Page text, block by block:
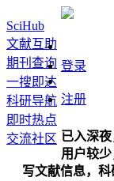
SciHub
文献互助
期刊查询
一搜即达
科研导航
即时热点
交流社区
登录
注册
已入深
用户较
写文献信息，